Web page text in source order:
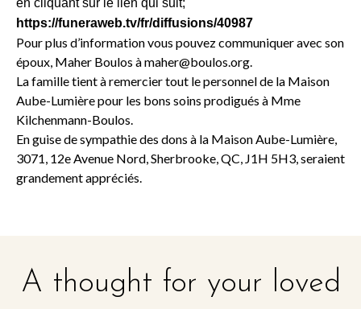
en cliquant sur le lien qui suit;
https://funeraweb.tv/fr/diffusions/40987
Pour plus d’information vous pouvez communiquer avec son
époux, Maher Boulos àmaher@boulos.org.
La famille tient à remercier tout le personnel de la Maison
Aube-Lumière pour les bons soins prodigués à Mme
Kilchenmann-Boulos.
En guise de sympathie des dons à la Maison Aube-Lumière,
3071, 12e Avenue Nord, Sherbrooke, QC, J1H 5H3, seraient
grandement appréciés.
A thought for your loved